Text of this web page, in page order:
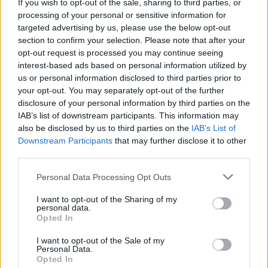
If you wish to opt-out of the sale, sharing to third parties, or
processing of your personal or sensitive information for
targeted advertising by us, please use the below opt-out
section to confirm your selection. Please note that after your
opt-out request is processed you may continue seeing
interest-based ads based on personal information utilized by
us or personal information disclosed to third parties prior to
your opt-out. You may separately opt-out of the further
disclosure of your personal information by third parties on the
IAB’s list of downstream participants. This information may
also be disclosed by us to third parties on the IAB’s List of
Downstream Participants that may further disclose it to other
Please note that this website/app uses one or more Google
not limited to your visit or usage behaviour. You may click to
grant or deny consent to Google and its third-party tags to
use your data for below specified purposes in below Google
consent section.
Personal Data Processing Opt Outs
I want to opt-out of the Sharing of my
personal data.
Opted In
I want to opt-out of the Sale of my
Personal Data.
Opted In
— VALENTINO ROSSI
(@VALEYELLOW46)SEPTEMBER 4,
2024
CIMKÉK Marco Bezzecchi
The Motor Ranch
Valentino Rossi
A Ducati vezére sem maradt
csöndben, elmondta, mit
gondol Bagnaia és Álex
Márquez ütközéséről
Hivatalos: Oliveira a Yamaha
gyári pilótájaként kerül a